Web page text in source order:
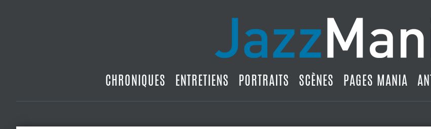
CHRONIQUES ENTRETIENS PORTRAITS SCÈNES PAGES MANIA